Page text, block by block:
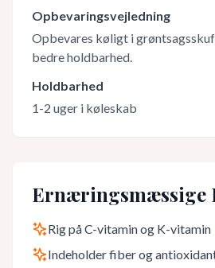
Opbevaringsvejledning
Opbevares køligt i
bedre holdbarhed.
Holdbarhed
1-2 uger i køleskab
Ernæringsmæssige
Rig på C-vitamin og K-vitamin
Indeholder fiber og